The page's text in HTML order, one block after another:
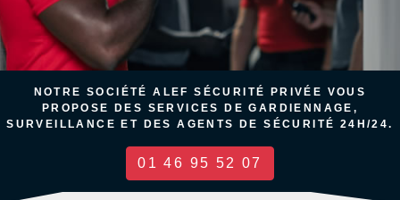
NOTRE SOCIÉTÉ ALEF SÉCURITÉ PRIVÉE VOUS
PROPOSE DES SERVICES DE GARDIENNAGE,
SURVEILLANCE ET DES AGENTS DE SÉCURITÉ 24H/24.
01 46 95 52 07